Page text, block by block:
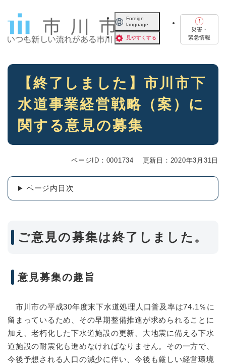
Foreign
language
見やすくする
災害・
緊急情報
本
【終了しました】市川市下
水道事業経営戦略（案）に
関する意見の募集
ページID：0001734 更新日：2020年3月31日
ページ内目次
ご意見の募集は終了しました。
意見募集の趣旨
市川市の平成30年度末下水道処理人口普及率は74.1％に
留まっているため、その早期整備推進が求められることに
加え、老朽化した下水道施設の更新、大地震に備える下水
道施設の耐震化も進めなければなりません。その一方で、
今後予想される人口の減少に伴い、今後も厳しい経営環境